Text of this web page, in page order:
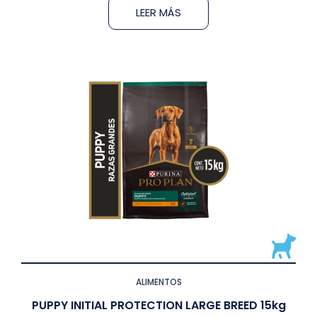
LEER MÁS
ALIMENTOS
PUPPY INITIAL PROTECTION LARGE BREED 15kg